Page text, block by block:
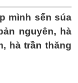
mình sến súa
nguyên, hà
hà trần thăng